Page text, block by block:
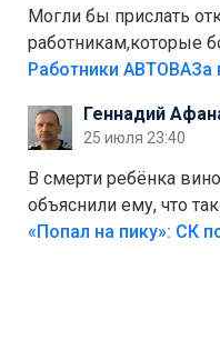
Могли бы прислать
работникам,которые
на предприятии.
Работники АВТОВАЗа
Геннадий
25 июля 23:40
В смерти ребёнка
объяснили ему, что
Лезть через такой